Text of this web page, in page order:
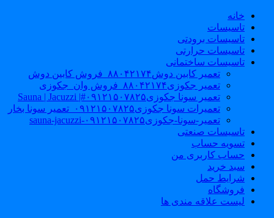
خانه
تاسیسات
تاسیسات برودتی
تاسیسات حرارتی
تاسیسات ساختمانی
تعمیر کابین دوش۸۸۰۴۲۱۷۴_فروش کابین دوش
تعمیر جکوزی۸۸۰۴۲۱۷۴_فروش وان_جکوزی
تعمیر سونا جکوزی۰۹۱۲۱۵۰۷۸۲۵#| Sauna | Jacuzzi
تعمیرات سونا جکوزی۰۹۱۲۱۵۰۷۸۲۵_تعمیر سونا بخار
تعمیر-سونا-جکوزی۰۹۱۲۱۵۰۷۸۲۵-sauna-jacuzzi
تاسیسات صنعتی
تسویه حساب
حساب کاربری من
سبد خرید
شرایط حمل
فروشگاه
لیست علاقه مندی ها